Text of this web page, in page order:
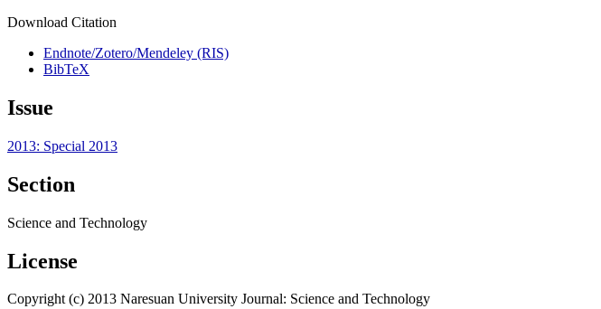
Download Citation
Endnote/Zotero/Mendeley (RIS)
BibTeX
Issue
2013: Special 2013
Section
Science and Technology
License
Copyright (c) 2013 Naresuan University Journal: Science and Technology